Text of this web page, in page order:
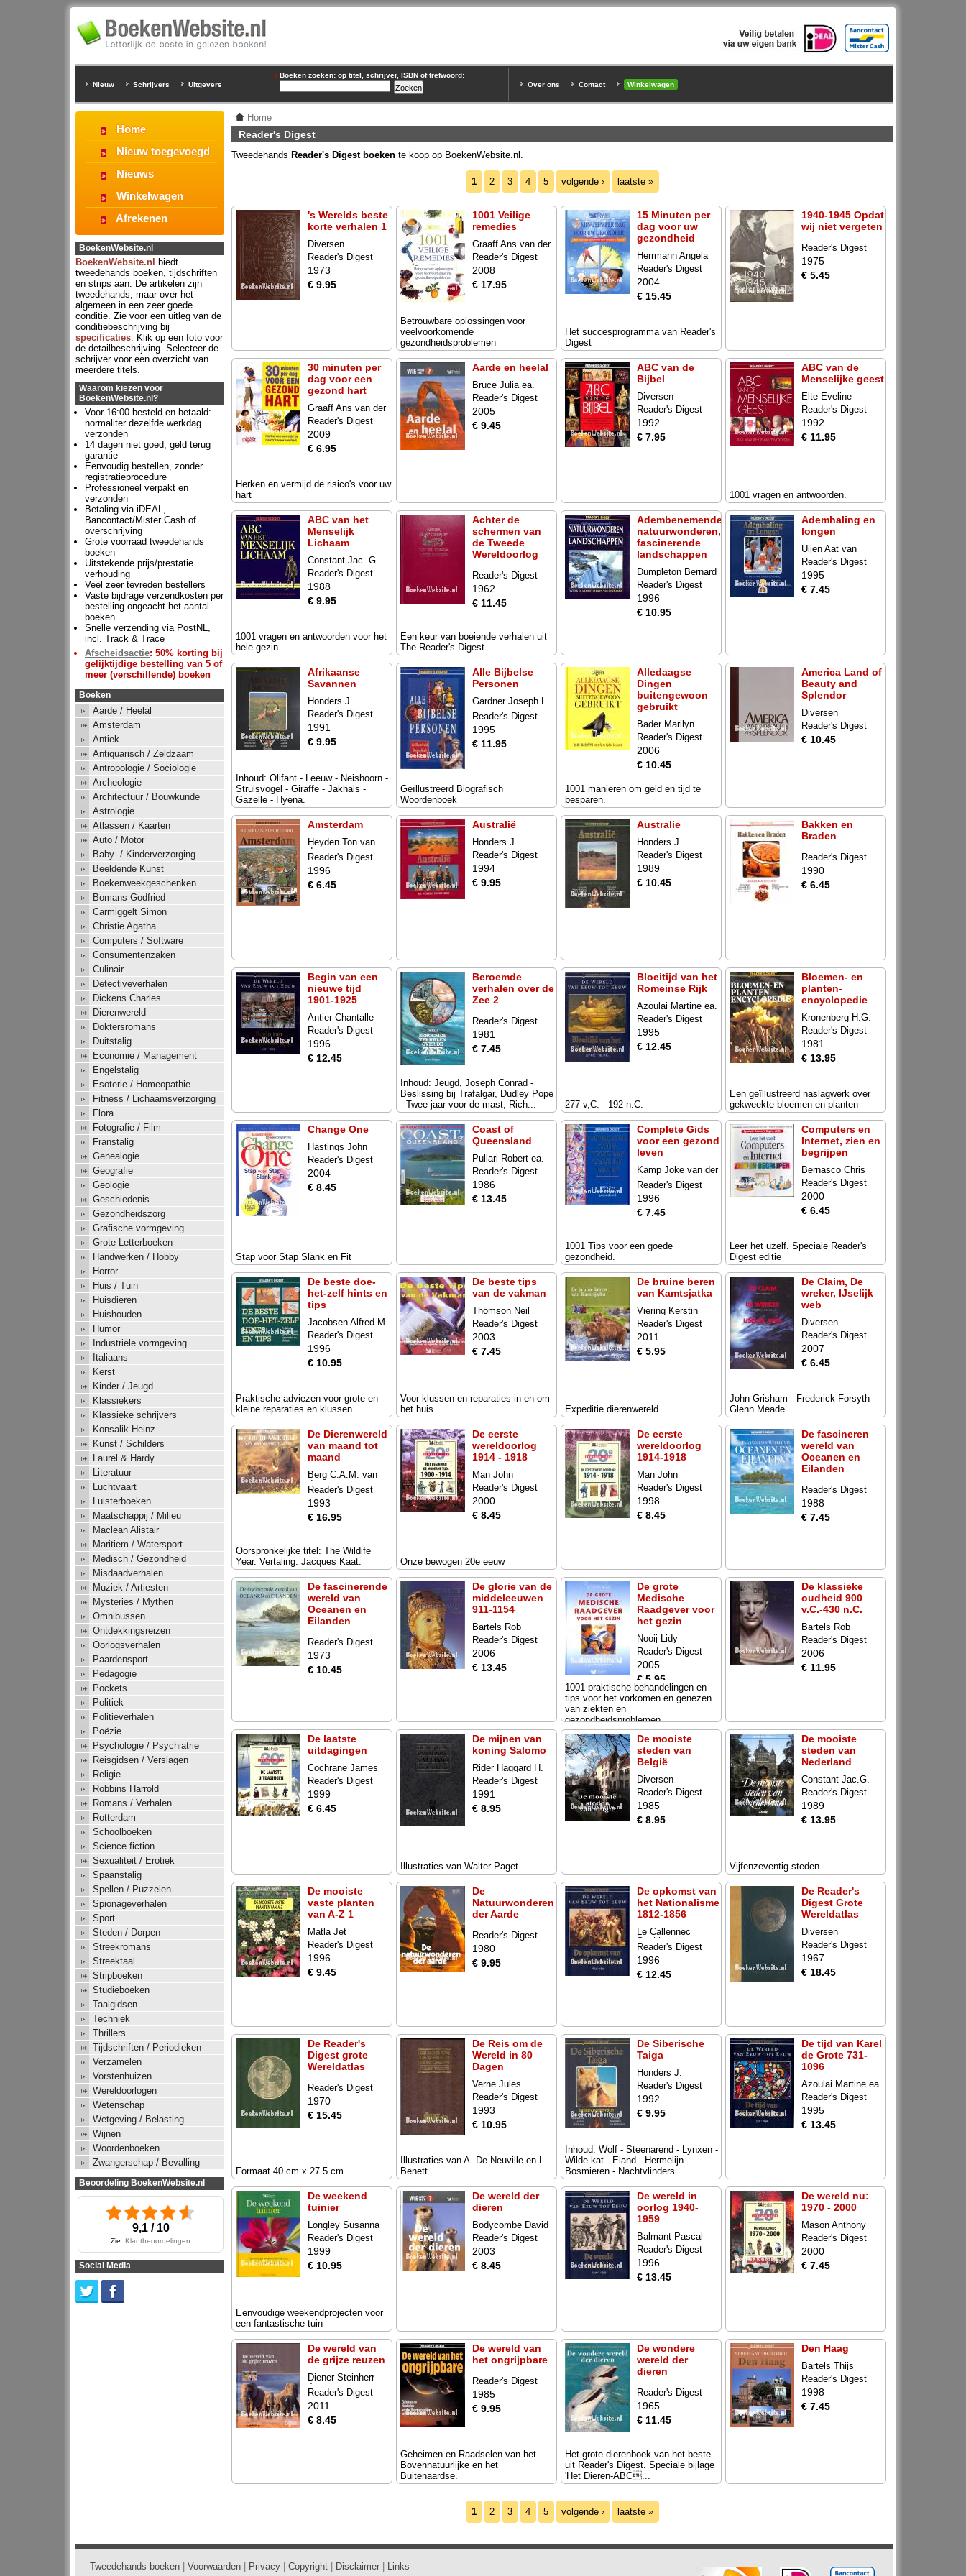
Nieuw Schrijvers Uitgevers
Boeken zoeken: op titel, schrijver, ISBN of trefwoord:
Over ons
Contact Winkelwagen
Home
Reader's Digest
Tweedehands Reader's Digest boeken te koop op BoekenWebsite.nl.
1 2 3 4 5 volgende › laatste »
's Werelds beste
korte verhalen 1
Diversen
Reader's Digest
1973
€ 9.95
1001 Veilige
remedies
Graaff Ans van der
Reader's Digest
2008
€ 17.95
Betrouwbare oplossingen voor
veelvoorkomende
gezondheidsproblemen
15 Minuten per
dag voor uw
gezondheid
Herrmann Angela
Reader's Digest
2004
€ 15.45
Het succesprogramma van Reader's
Digest
1940-1945 Opdat
wij niet vergeten
Reader's Digest
1975
€ 5.45
30 minuten per
dag voor een
gezond hart
Graaff Ans van der
Reader's Digest
2009
€ 6.95
Herken en vermijd de risico's voor uw
hart
Aarde en heelal
Bruce Julia ea.
Reader's Digest
2005
€ 9.45
ABC van de
Bijbel
Diversen
Reader's Digest
1992
€ 7.95
ABC van de
Menselijke geest
Elte Eveline
Reader's Digest
1992
€ 11.95
1001 vragen en antwoorden.
ABC van het
Menselijk
Lichaam
Constant Jac. G.
Reader's Digest
1988
€ 9.95
1001 vragen en antwoorden voor het
hele gezin.
Achter de
schermen van
de Tweede
Wereldoorlog
Reader's Digest
1962
€ 11.45
Een keur van boeiende verhalen uit
The Reader's Digest.
Adembenemende
natuurwonderen,
fascinerende
landschappen
Dumpleton Bernard
Reader's Digest
1996
€ 10.95
Ademhaling en
longen
Uijen Aat van
Reader's Digest
1995
€ 7.45
Afrikaanse
Savannen
Honders J.
Reader's Digest
1991
€ 9.95
Inhoud: Olifant - Leeuw - Neishoorn -
Struisvogel - Giraffe - Jakhals -
Gazelle - Hyena.
Alle Bijbelse
Personen
Gardner Joseph L.
ea.
Reader's Digest
1995
€ 11.95
Geïllustreerd Biografisch
Woordenboek
Alledaagse
Dingen
buitengewoon
gebruikt
Bader Marilyn
Reader's Digest
2006
€ 10.45
1001 manieren om geld en tijd te
besparen.
America Land of
Beauty and
Splendor
Diversen
Reader's Digest
€ 10.45
Amsterdam
Heyden Ton van
der
Reader's Digest
1996
€ 6.45
Australië
Honders J.
Reader's Digest
1994
€ 9.95
Australie
Honders J.
Reader's Digest
1989
€ 10.45
Bakken en
Braden
Reader's Digest
1990
€ 6.45
Begin van een
nieuwe tijd
1901-1925
Antier Chantalle
Reader's Digest
1996
€ 12.45
Beroemde
verhalen over de
Zee 2
Reader's Digest
1981
€ 7.45
Inhoud: Jeugd, Joseph Conrad -
Beslissing bij Trafalgar, Dudley Pope
- Twee jaar voor de mast, Rich...
Bloeitijd van het
Romeinse Rijk
Azoulai Martine ea.
Reader's Digest
1995
€ 12.45
277 v,C. - 192 n.C.
Bloemen- en
planten-
encyclopedie
Kronenberg H.G.
Reader's Digest
1981
€ 13.95
Een geïllustreerd naslagwerk over
gekweekte bloemen en planten
Change One
Hastings John
Reader's Digest
2004
€ 8.45
Stap voor Stap Slank en Fit
Coast of
Queensland
Pullari Robert ea.
Reader's Digest
1986
€ 13.45
Complete Gids
voor een gezond
leven
Kamp Joke van der
ea.
Reader's Digest
1996
€ 7.45
1001 Tips voor een goede
gezondheid.
Computers en
Internet, zien en
begrijpen
Bernasco Chris
Reader's Digest
2000
€ 6.45
Leer het uzelf. Speciale Reader's
Digest editie
De beste doe-
het-zelf hints en
tips
Jacobsen Alfred M.
Reader's Digest
1996
€ 10.95
Praktische adviezen voor grote en
kleine reparaties en klussen.
De beste tips
van de vakman
Thomson Neil
Reader's Digest
2003
€ 7.45
Voor klussen en reparaties in en om
het huis
De bruine beren
van Kamtsjatka
Viering Kerstin
Reader's Digest
2011
€ 5.95
Expeditie dierenwereld
De Claim, De
wreker, IJselijk
web
Diversen
Reader's Digest
2007
€ 6.45
John Grisham - Frederick Forsyth -
Glenn Meade
De Dierenwereld
van maand tot
maand
Berg C.A.M. van
den
Reader's Digest
1993
€ 16.95
Oorspronkelijke titel: The Wildife
Year. Vertaling: Jacques Kaat.
De eerste
wereldoorlog
1914 - 1918
Man John
Reader's Digest
2000
€ 8.45
Onze bewogen 20e eeuw
De eerste
wereldoorlog
1914-1918
Man John
Reader's Digest
1998
€ 8.45
De fascineren
wereld van
Oceanen en
Eilanden
Reader's Digest
1988
€ 7.45
De fascinerende
wereld van
Oceanen en
Eilanden
Reader's Digest
1973
€ 10.45
De glorie van de
middeleeuwen
911-1154
Bartels Rob
Reader's Digest
2006
€ 13.45
De grote
Medische
Raadgever voor
het gezin
Nooij Lidy
Reader's Digest
2005
€ 5.95
1001 praktische behandelingen en
tips voor het vorkomen en genezen
van ziekten en
gezondheidsproblemen...
De klassieke
oudheid 900
v.C.-430 n.C.
Bartels Rob
Reader's Digest
2006
€ 11.95
De laatste
uitdagingen
Cochrane James
Reader's Digest
1999
€ 6.45
De mijnen van
koning Salomo
Rider Haggard H.
Reader's Digest
1991
€ 8.95
Illustraties van Walter Paget
De mooiste
steden van
België
Diversen
Reader's Digest
1985
€ 8.95
De mooiste
steden van
Nederland
Constant Jac.G.
Reader's Digest
1989
€ 13.95
Vijfenzeventig steden.
De mooiste
vaste planten
van A-Z 1
Matla Jet
Reader's Digest
1996
€ 9.45
De
Natuurwonderen
der Aarde
Reader's Digest
1980
€ 9.95
De opkomst van
het Nationalisme
1812-1856
Le Callennec
Sophie ea.
Reader's Digest
1996
€ 12.45
De Reader's
Digest Grote
Wereldatlas
Diversen
Reader's Digest
1967
€ 18.45
De Reader's
Digest grote
Wereldatlas
Reader's Digest
1970
€ 15.45
Formaat 40 cm x 27.5 cm.
De Reis om de
Wereld in 80
Dagen
Verne Jules
Reader's Digest
1993
€ 10.95
Illustraties van A. De Neuville en L.
Benett
De Siberische
Taiga
Honders J.
Reader's Digest
1992
€ 9.95
Inhoud: Wolf - Steenarend - Lynxen -
Wilde kat - Eland - Hermelijn -
Bosmieren - Nachtvlinders.
De tijd van Karel
de Grote 731-
1096
Azoulai Martine ea.
Reader's Digest
1995
€ 13.45
De weekend
tuinier
Longley Susanna
Reader's Digest
1999
€ 10.95
Eenvoudige weekendprojecten voor
een fantastische tuin
De wereld der
dieren
Bodycombe David
Reader's Digest
2003
€ 8.45
De wereld in
oorlog 1940-
1959
Balmant Pascal
Reader's Digest
1996
€ 13.45
De wereld nu:
1970 - 2000
Mason Anthony
Reader's Digest
2000
€ 7.45
De wereld van
de grijze reuzen
Diener-Steinherr
Anne
Reader's Digest
2011
€ 8.45
De wereld van
het ongrijpbare
Reader's Digest
1985
€ 9.95
Geheimen en Raadselen van het
Bovennatuurlijke en het
Buitenaardse.
De wondere
wereld der
dieren
Reader's Digest
1965
€ 11.45
Het grote dierenboek van het beste
uit Reader's Digest. Speciale bijlage
'Het Dieren-ABC...
Den Haag
Bartels Thijs
Reader's Digest
1998
€ 7.45
1 2 3 4 5 volgende › laatste »
Home
Nieuw toegevoegd
Nieuws
Winkelwagen
Afrekenen
BoekenWebsite.nl
BoekenWebsite.nl
biedt
tweedehands boeken, tijdschriften
en strips aan. De artikelen zijn
tweedehands, maar over het
algemeen in een zeer goede
conditie. Zie voor een uitleg van de
conditiebeschrijving bij
specificaties. Klik op een foto voor
de detailbeschrijving. Selecteer de
schrijver voor een overzicht van
meerdere titels.
Waarom kiezen voor
BoekenWebsite.nl?
Voor 16:00 besteld en betaald:
normaliter dezelfde werkdag
verzonden
14 dagen niet goed, geld terug
garantie
Eenvoudig bestellen, zonder
registratieprocedure
Professioneel verpakt en
verzonden
Betaling via iDEAL,
Bancontact/Mister Cash of
overschrijving
Grote voorraad tweedehands
boeken
Uitstekende prijs/prestatie
verhouding
Veel zeer tevreden bestellers
Vaste bijdrage verzendkosten per
bestelling ongeacht het aantal
boeken
Snelle verzending via PostNL,
incl. Track & Trace
Afscheidsactie: 50% korting bij
gelijktijdige bestelling van 5 of
meer (verschillende) boeken
Boeken
Aarde / Heelal
Amsterdam
Antiek
Antiquarisch / Zeldzaam
Antropologie / Sociologie
Archeologie
Architectuur / Bouwkunde
Astrologie
Atlassen / Kaarten
Auto / Motor
Baby- / Kinderverzorging
Beeldende Kunst
Boekenweekgeschenken
Bomans Godfried
Carmiggelt Simon
Christie Agatha
Computers / Software
Consumentenzaken
Culinair
Detectiveverhalen
Dickens Charles
Dierenwereld
Doktersromans
Duitstalig
Economie / Management
Engelstalig
Esoterie / Homeopathie
Fitness / Lichaamsverzorging
Flora
Fotografie / Film
Franstalig
Genealogie
Geografie
Geologie
Geschiedenis
Gezondheidszorg
Grafische vormgeving
Grote-Letterboeken
Handwerken / Hobby
Horror
Huis / Tuin
Huisdieren
Huishouden
Humor
Industriële vormgeving
Italiaans
Kerst
Kinder / Jeugd
Klassiekers
Klassieke schrijvers
Konsalik Heinz
Kunst / Schilders
Laurel & Hardy
Literatuur
Luchtvaart
Luisterboeken
Maatschappij / Milieu
Maclean Alistair
Maritiem / Watersport
Medisch / Gezondheid
Misdaadverhalen
Muziek / Artiesten
Mysteries / Mythen
Omnibussen
Ontdekkingsreizen
Oorlogsverhalen
Paardensport
Pedagogie
Pockets
Politiek
Politieverhalen
Poëzie
Psychologie / Psychiatrie
Reisgidsen / Verslagen
Religie
Robbins Harrold
Romans / Verhalen
Rotterdam
Schoolboeken
Science fiction
Sexualiteit / Erotiek
Spaanstalig
Spellen / Puzzelen
Spionageverhalen
Sport
Steden / Dorpen
Streekromans
Streektaal
Stripboeken
Studieboeken
Taalgidsen
Techniek
Thrillers
Tijdschriften / Periodieken
Verzamelen
Vorstenhuizen
Wereldoorlogen
Wetenschap
Wetgeving / Belasting
Wijnen
Woordenboeken
Zwangerschap / Bevalling
Beoordeling BoekenWebsite.nl
9,1 / 10
Zie: Klantbeoordelingen
Social Media
Tweedehands boeken | Voorwaarden | Privacy | Copyright | Disclaimer | Links